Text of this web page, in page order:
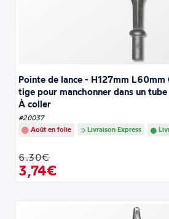
Pointe de lance - H127mm
tige pour manchonner dans un
À coller
#20037
Août en folie
Livraison Express
6.30€
3,74€